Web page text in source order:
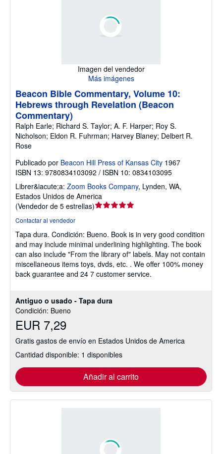
Imagen del vendedor
Más imágenes
Antiguo o usado - Tapa dura
Condición: Bueno
EUR 7,29
Gratis gastos de envío en Estados Unidos de America
Cantidad disponible: 1 disponibles
Añadir al carrito
Beacon Bible Commentary, Volume 10:
Hebrews through Revelation (Beacon
Commentary)
Ralph Earle; Richard S. Taylor; A. F. Harper; Roy S.
Nicholson; Eldon R. Fuhrman; Harvey Blaney; Delbert R.
Rose
Publicado por Beacon Hill Press of Kansas City 1967
ISBN 13: 9780834103092 / ISBN 10: 0834103095
Librer&iacute;a: Zoom Books Company, Lynden, WA,
Estados Unidos de America
(Vendedor de 5 estrellas)Calificación
5
de
5
estrellas
Contactar al vendedor
Tapa dura. Condición: Bueno. Book is in very good condition
and may include minimal underlining highlighting. The book
can also include "From the library of" labels. May not contain
miscellaneous items toys, dvds, etc. . We offer 100% money
back guarantee and 24 7 customer service.